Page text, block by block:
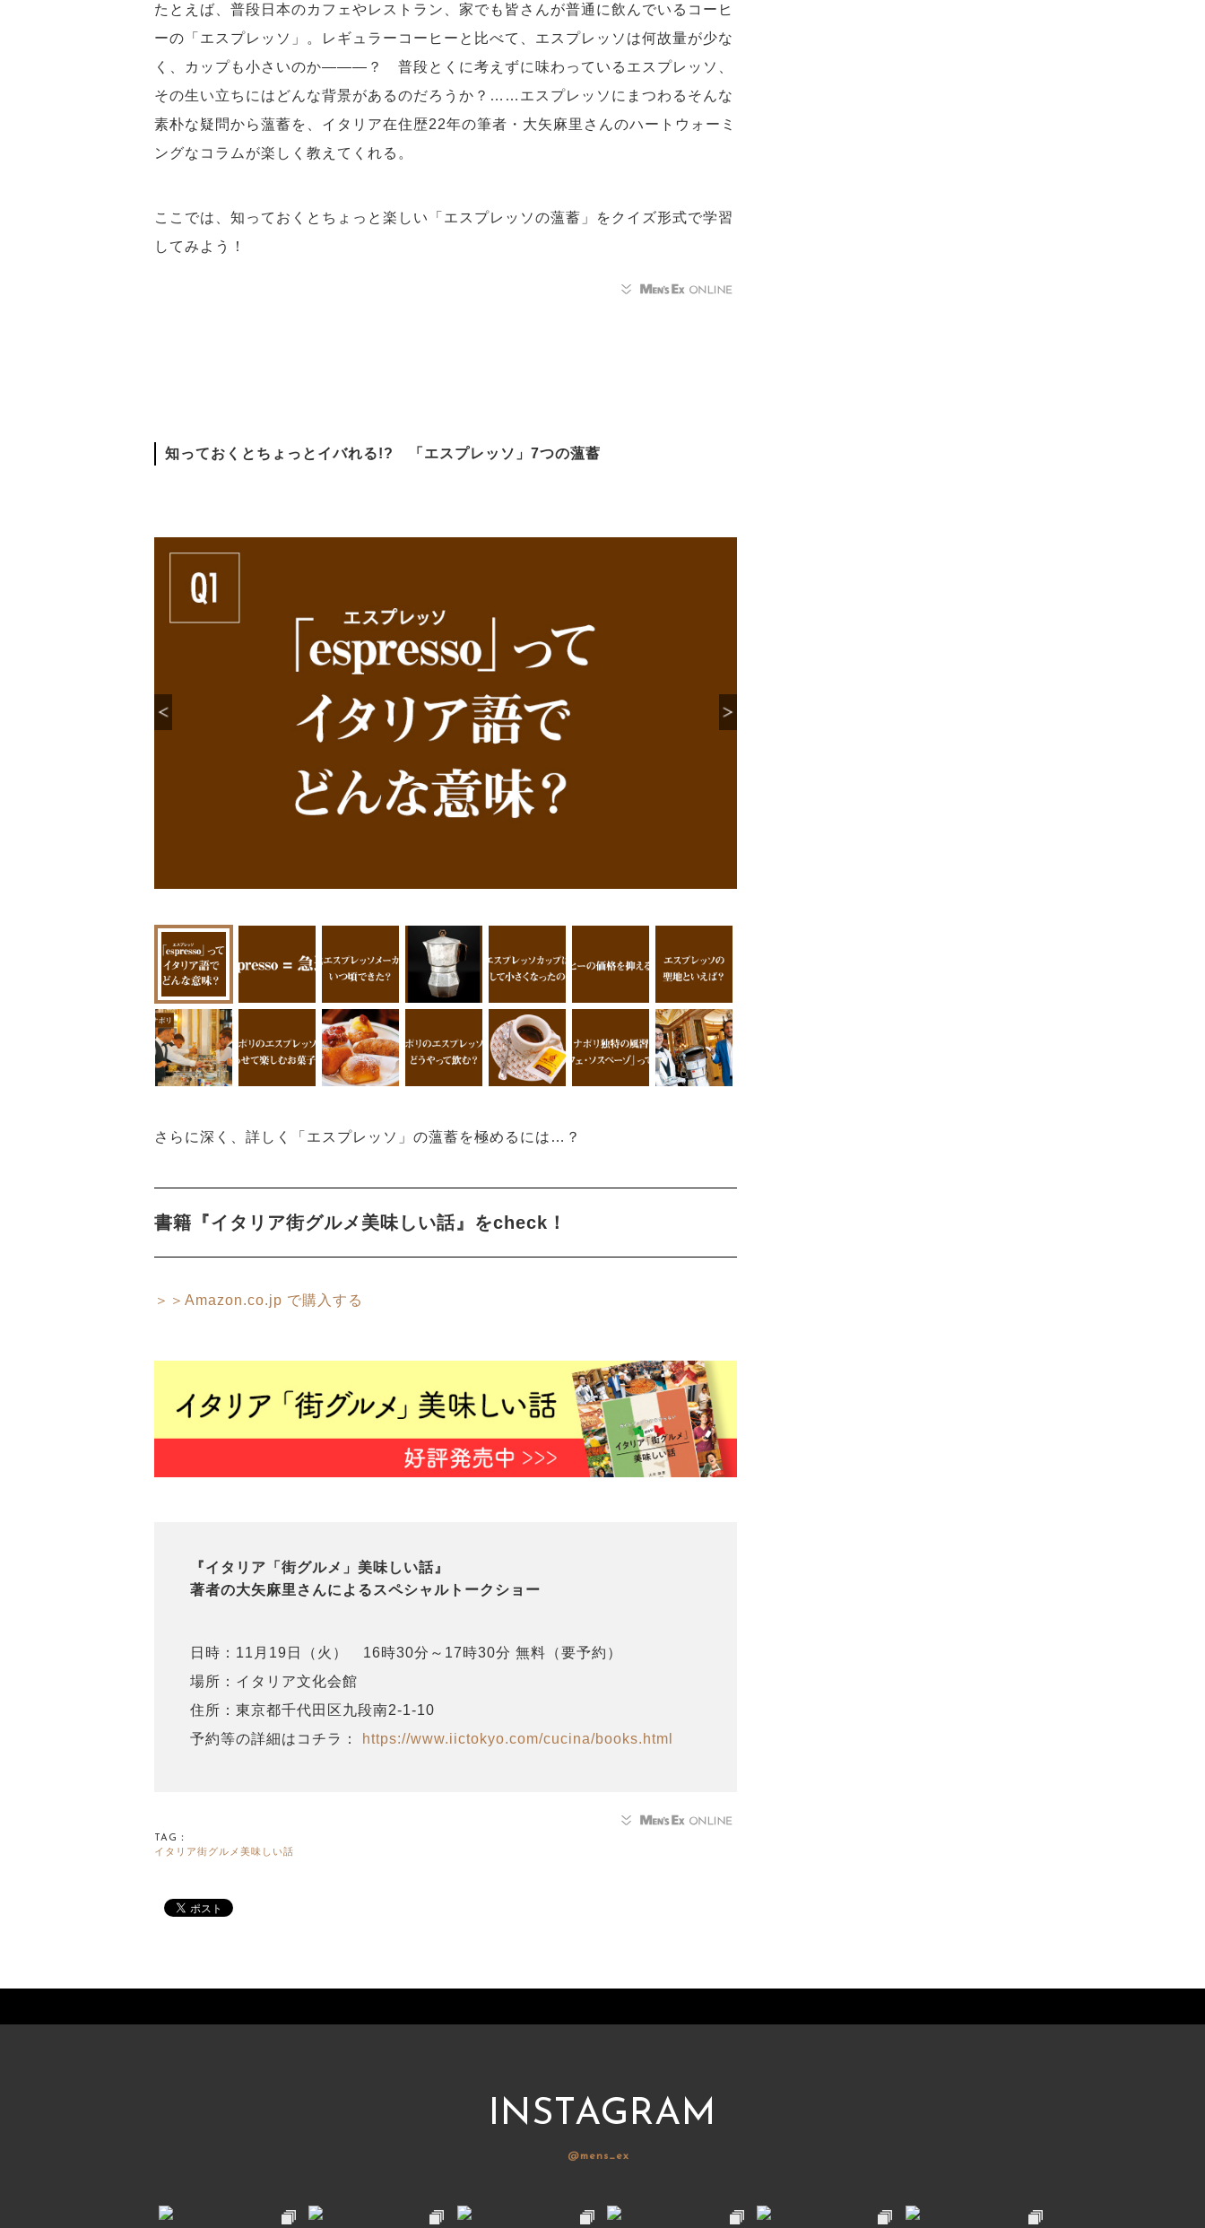
たとえば、普段日本のカフェやレストラン、家でも皆さんが普通に飲んでいるコーヒ
ーの「エスプレッソ」。レギュラーコーヒーと比べて、エスプレッソは何故量が少な
く、カップも小さいのか―――？ 普段とくに考えずに味わっているエスプレッソ、
その生い立ちにはどんな背景があるのだろうか？……エスプレッソにまつわるそんな
素朴な疑問から薀蓄を、イタリア在住歴22年の筆者・大矢麻里さんのハートウォーミ
ングなコラムが楽しく教えてくれる。
ここでは、知っておくとちょっと楽しい「エスプレッソの薀蓄」をクイズ形式で学習
してみよう！
知っておくとちょっとイバれる!? 「エスプレッソ」7つの薀蓄
さらに深く、詳しく「エスプレッソ」の薀蓄を極めるには…？
書籍『イタリア街グルメ美味しい話』をcheck！
＞＞Amazon.co.jp で購入する
『イタリア「街グルメ」美味しい話』
著者の大矢麻里さんによるスペシャルトークショー
日時：11月19日（火） 16時30分～17時30分 無料（要予約）
場所：イタリア文化会館
住所：東京都千代田区九段南2-1-10
予約等の詳細はコチラ：
https://www.iictokyo.com/cucina/books.html
TAG：
イタリア街グルメ美味しい話
INSTAGRAM
@mens_ex